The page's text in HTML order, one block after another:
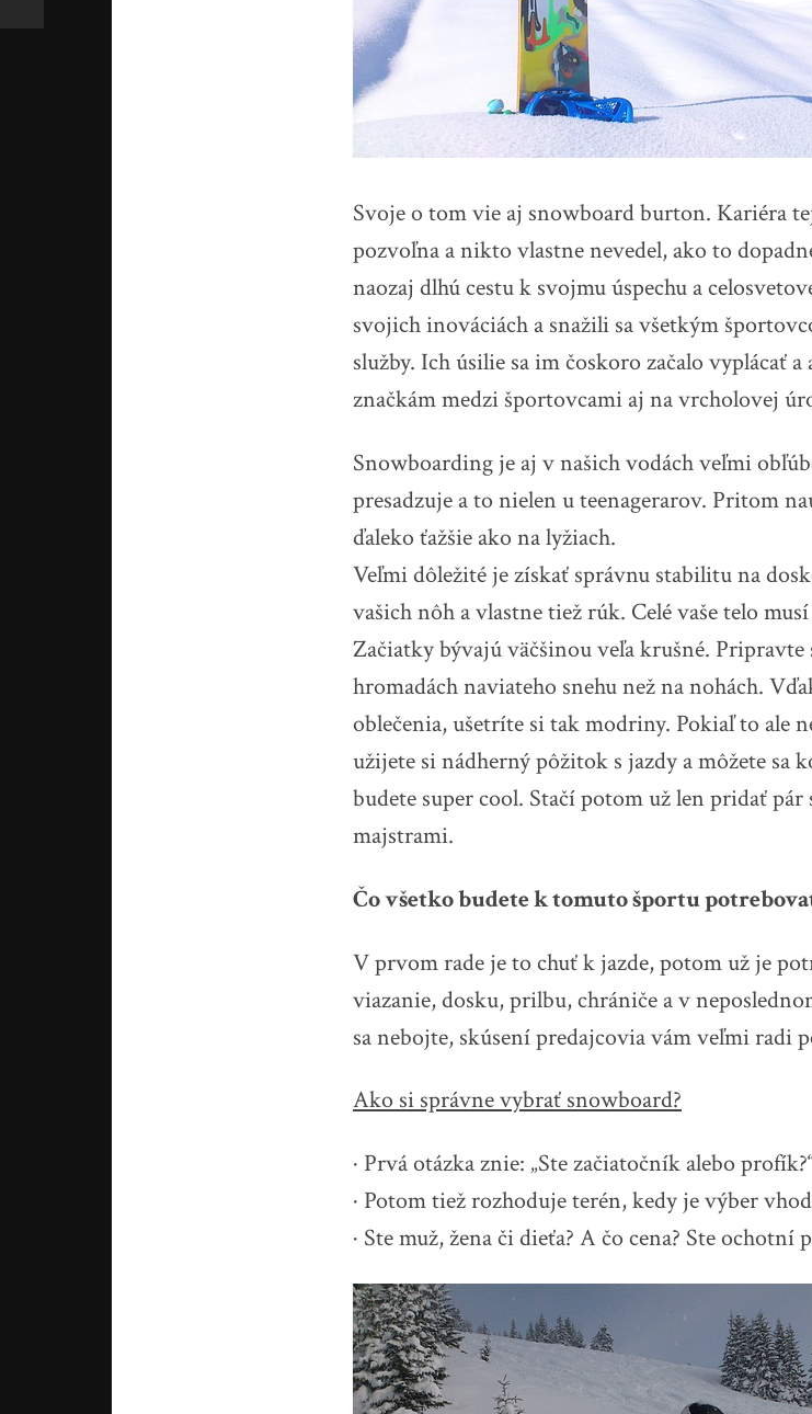
Svoje o tom vie aj snowboard burton. Kariéra
pozvoľna a nikto vlastne nevedel, ako to
naozaj dlhú cestu k svojmu úspechu a
svojich inováciách a snažili sa všetkým
služby. Ich úsilie sa im čoskoro začalo vyplácať
značkám medzi športovcami aj na vrcholovej
Snowboarding je aj v našich vodách veľmi
presadzuje a to nielen u teenagerarov. Pritom
ďaleko ťažšie ako na lyžiach.
Veľmi dôležité je získať správnu stabilitu na
vašich nôh a vlastne tiež rúk. Celé vaše telo
Začiatky bývajú väčšinou veľa krušné. Pripravte
hromadách naviateho snehu než na nohách.
oblečenia, ušetríte si tak modriny. Pokiaľ to ale
užijete si nádherný pôžitok s jazdy a môžete sa
budete super cool. Stačí potom už len pridať pár
majstrami.
Čo všetko budete k tomuto športu
V prvom rade je to chuť k jazde, potom už je
viazanie, dosku, prilbu, chrániče a v
sa nebojte, skúsení predajcovia vám veľmi radi
Ako si správne vybrať snowboard?
· Prvá otázka znie: „Ste začiatočník alebo
· Potom tiež rozhoduje terén, kedy je výber
· Ste muž, žena či dieťa? A čo cena? Ste